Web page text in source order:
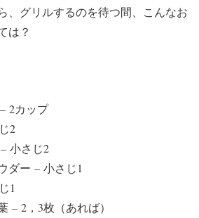
、グリルするのを待つ間、こんなお
は？
2カップ
2
小さじ2
ダー – 小さじ1
1
– 2，3枚（あれば）